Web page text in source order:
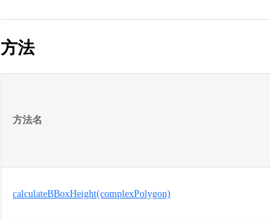
方法
方法名
calculateBBoxHeight(complexPolygon)